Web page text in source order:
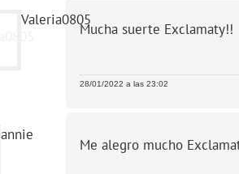
Valeria0805
Mucha suerte Exclamaty!!
28/01/2022 a las 23:02
annie
Me alegro mucho